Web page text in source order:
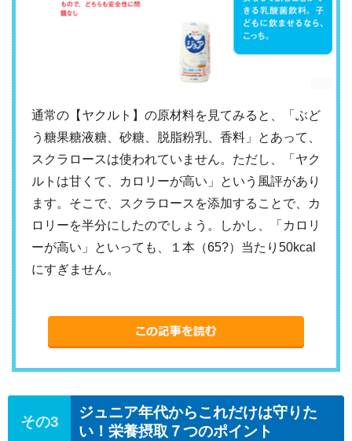
通常の【ヤクルト】の原材料を見てみると、「ぶど
う糖果糖液糖、砂糖、脱脂粉乳、香料」とあって、
スクラロースは使われていません。ただし、「ヤク
ルトは甘くて、カロリーが高い」という風評があり
ます。そこで、スクラロースを添加することで、カ
ロリーを半分にしたのでしょう。しかし、「カロリ
ーが高い」といっても、１本（65?）当たり50kcal
にすぎません。
ジュニア年代からこれだけは守りた
い！栄養摂取７つのポイント